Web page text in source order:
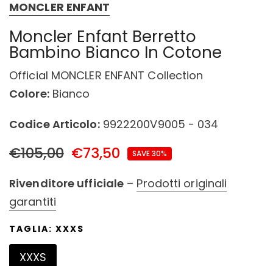
MONCLER ENFANT
Moncler Enfant Berretto
Bambino Bianco In Cotone
Official MONCLER ENFANT Collection
Colore:Bianco
Codice Articolo:9922200V9005 - 034
€105,00 €73,50 SAVE 30%
Rivenditore ufficiale – Prodotti originali
garantiti
TAGLIA: XXXS
XXXS